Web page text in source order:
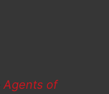
Agents of